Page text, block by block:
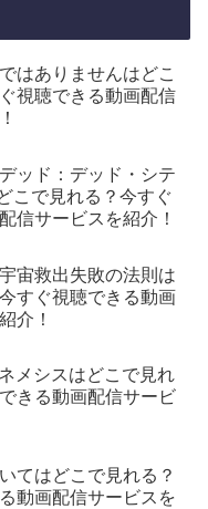
はありませんはどこ
視聴できる動画配信
ッド：デッド・シテ
こで見れる？今すぐ
信サービスを紹介！
宙救出失敗の法則は
すぐ視聴できる動画
介！
メシスはどこで見れ
きる動画配信サービ
てはどこで見れる？
動画配信サービスを